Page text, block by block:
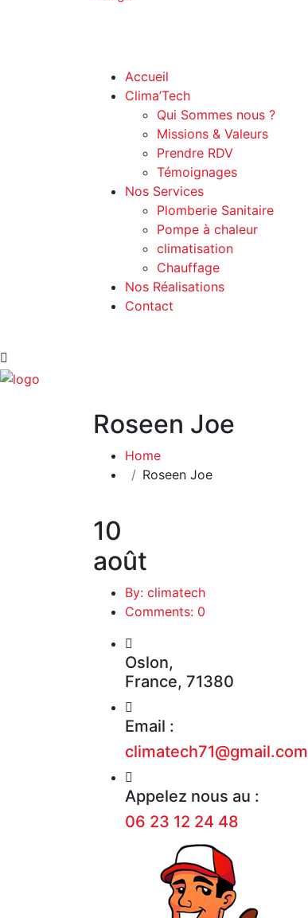
Accueil
Clima’Tech
Qui Sommes nous ?
Missions & Valeurs
Prendre RDV
Témoignages
Nos Services
Plomberie Sanitaire
Pompe à chaleur
climatisation
Chauffage
Nos Réalisations
Contact
Roseen Joe
Home
Roseen Joe
10
août
By: climatech
Comments: 0
Oslon,
France, 71380
Email :
climatech71@gmail.com
Appelez nous au :
06 23 12 24 48